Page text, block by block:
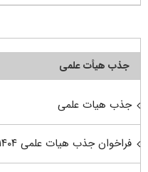
جذب هیأت علمی
جذب هیات علمی
فراخوان جذب هیات علمی ۱۴۰۴